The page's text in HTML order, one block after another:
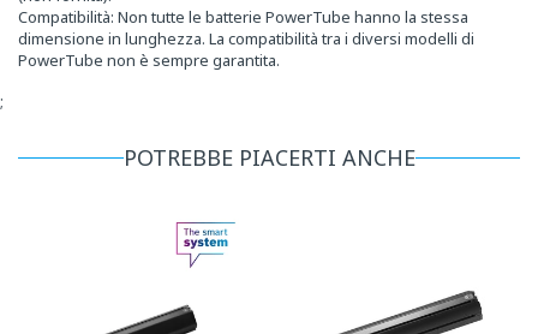
Compatibilità: Non tutte le batterie PowerTube hanno la stessa
dimensione in lunghezza. La compatibilità tra i diversi modelli di
PowerTube non è sempre garantita.
;
POTREBBE PIACERTI ANCHE